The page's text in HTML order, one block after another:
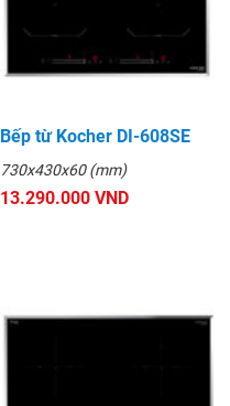
Bếp từ Kocher DI-608SE
730x430x60 (mm)
13.290.000 VND